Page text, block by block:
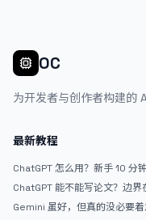
OC
为开发者与创作者构建的
最新教程
ChatGPT 怎么用？新手 10 分
ChatGPT 能不能写论文？边界
Gemini 虽好，但真的没必要着